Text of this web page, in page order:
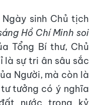
sinh Chủ tịch
Hồ Chí Minh soi
Tổng Bí thư, Chủ
là sự tri ân sâu sắc
Người, mà còn là
tưởng có ý nghĩa